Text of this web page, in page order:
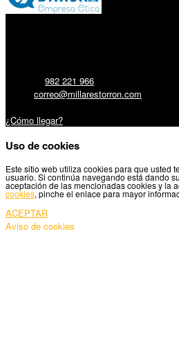
982 221 966
correo@millarestorron.com
¿Cómo llegar?
Uso de cookies
Este sitio web utiliza cookies para que usted
usuario. Si continúa navegando está dando
aceptación de las mencionadas cookies y la
cookies, pinche el enlace para mayor
ACEPTAR
Aviso de cookies